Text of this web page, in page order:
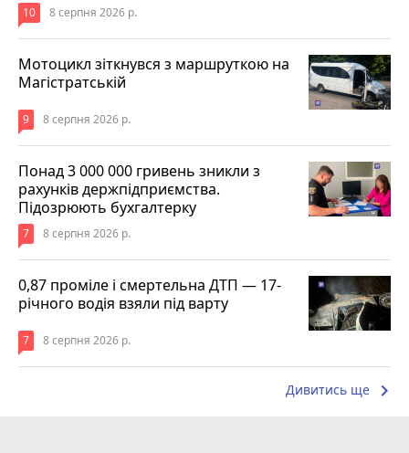
10 8 серпня 2026 р.
Мотоцикл зіткнувся з маршруткою на
Магістратській
9 8 серпня 2026 р.
Понад 3 000 000 гривень зникли з
рахунків держпідприємства.
Підозрюють бухгалтерку
7 8 серпня 2026 р.
0,87 проміле і смертельна ДТП — 17-
річного водія взяли під варту
7 8 серпня 2026 р.
Дивитись ще keyboard_arrow_right